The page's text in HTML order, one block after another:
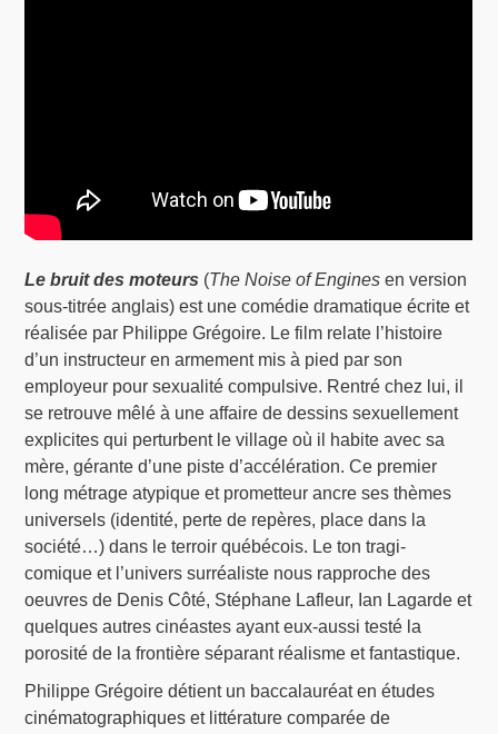
Le bruit des moteurs (The Noise of Engines en version
sous-titrée anglais) est une comédie dramatique écrite et
réalisée par Philippe Grégoire. Le film relate l’histoire
d’un instructeur en armement mis à pied par son
employeur pour sexualité compulsive. Rentré chez lui, il
se retrouve mêlé à une affaire de dessins sexuellement
explicites qui perturbent le village où il habite avec sa
mère, gérante d’une piste d’accélération. Ce premier
long métrage atypique et prometteur ancre ses thèmes
universels (identité, perte de repères, place dans la
société…) dans le terroir québécois. Le ton tragi-
comique et l’univers surréaliste nous rapproche des
oeuvres de Denis Côté, Stéphane Lafleur, Ian Lagarde et
quelques autres cinéastes ayant eux-aussi testé la
porosité de la frontière séparant réalisme et fantastique.
Philippe Grégoire détient un baccalauréat en études
cinématographiques et littérature comparée de